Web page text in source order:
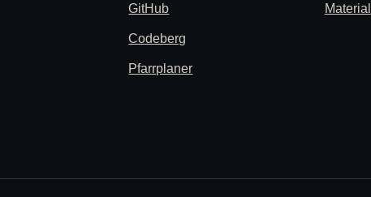
GitHub
Codeberg
Pfarrplaner
Material